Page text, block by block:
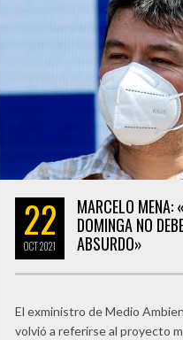
22
OCT2021
MARCELO MENA:
DOMINGA NO
ABSURDO»
El exministro de Medio
volvió a referirse al proyecto